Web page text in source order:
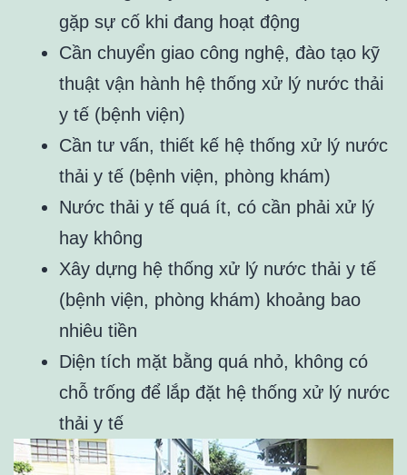
gặp sự cố khi đang hoạt động
Cần chuyển giao công nghệ, đào tạo kỹ
thuật vận hành hệ thống xử lý nước thải
y tế (bệnh viện)
Cần tư vấn, thiết kế hệ thống xử lý nước
thải y tế (bệnh viện, phòng khám)
Nước thải y tế quá ít, có cần phải xử lý
hay không
Xây dựng hệ thống xử lý nước thải y tế
(bệnh viện, phòng khám) khoảng bao
nhiêu tiền
Diện tích mặt bằng quá nhỏ, không có
chỗ trống để lắp đặt hệ thống xử lý nước
thải y tế